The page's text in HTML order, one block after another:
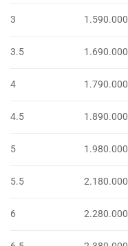
3 1.590.000
3.5 1.690.000
4 1.790.000
4.5 1.890.000
5 1.980.000
5.5 2.180.000
6 2.280.000